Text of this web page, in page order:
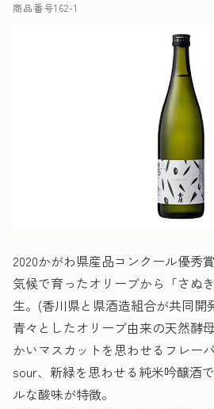
商品番号162-1
2020かがわ県産品コンクール優秀
気候で育ったオリーブから「さぬ
生。(香川県と県酒造組合が共同開
青々としたオリーブ由来の天然酵
かいマスカットを思わせるフレー
sour、新緑を思わせる純米吟醸酒
ルな酸味が特徴。